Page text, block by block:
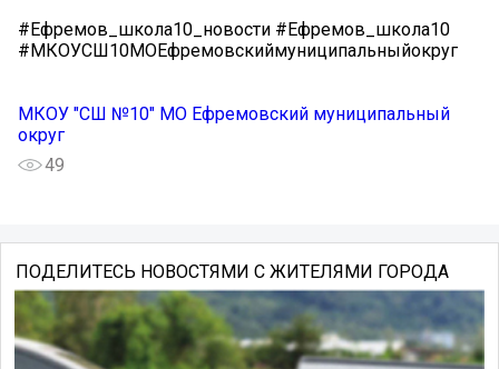
#Ефремов_школа10_новости #Ефремов_школа10
#МКОУСШ10МОЕфремовскиймуниципальныйокруг
МКОУ "СШ №10" МО Ефремовский муниципальный
округ
49
ПОДЕЛИТЕСЬ НОВОСТЯМИ С ЖИТЕЛЯМИ ГОРОДА